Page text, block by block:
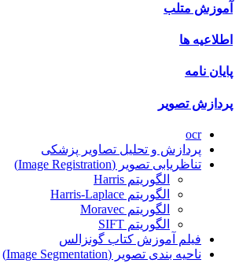
آموزش متلب
اطلاعیه ها
پایان نامه
پردازش تصویر
ocr
پردازش و تحلیل تصاویر پزشکی
تناظریابی تصویر (Image Registration)
الگوریتم Harris
الگوریتم Harris-Laplace
الگوریتم Moravec
الگوریتم SIFT
فیلم آموزش کتاب گونزالس
ناحیه بندی تصویر (Image Segmentation)